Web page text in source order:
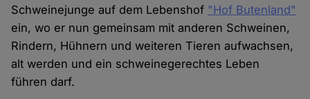
Schweinejunge auf dem Lebenshof "Hof Butenland"
ein, wo er nun gemeinsam mit anderen Schweinen,
Rindern, Hühnern und weiteren Tieren aufwachsen,
alt werden und ein schweinegerechtes Leben
führen darf.